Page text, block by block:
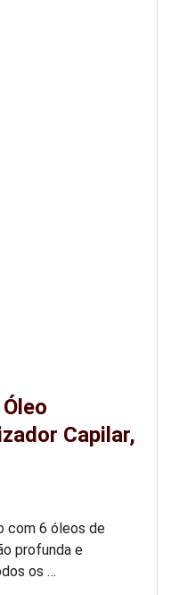
Capilar,
com 6 óleos de
profunda e
os …